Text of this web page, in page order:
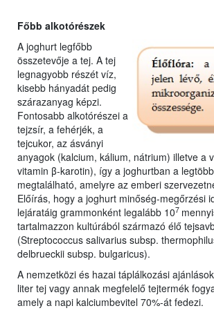
Főbb alkotórészek
A joghurt legfőbb
összetevője a tej. A tej
legnagyobb részét víz,
kisebb hányadát pedig
szárazanyag képzi.
Fontosabb alkotórészei a
tejzsír, a fehérjék, a
tejcukor, az ásványi
anyagok (kalcium, kálium, nátrium) illetve a
vitamin β-karotin), így a joghurtban a
megtalálható, amelyre az emberi
Előírás, hogy a joghurt minőség-megőrzési
lejáratáig grammonként legalább 107
tartalmazzon kultúrából származó élő
(Streptococcus salivarius subsp.
delbrueckii subsp. bulgaricus).
A nemzetközi és hazai táplálkozási
liter tej vagy annak megfelelő tejtermék
amely a napi kalciumbevitel 70%-át fedezi.